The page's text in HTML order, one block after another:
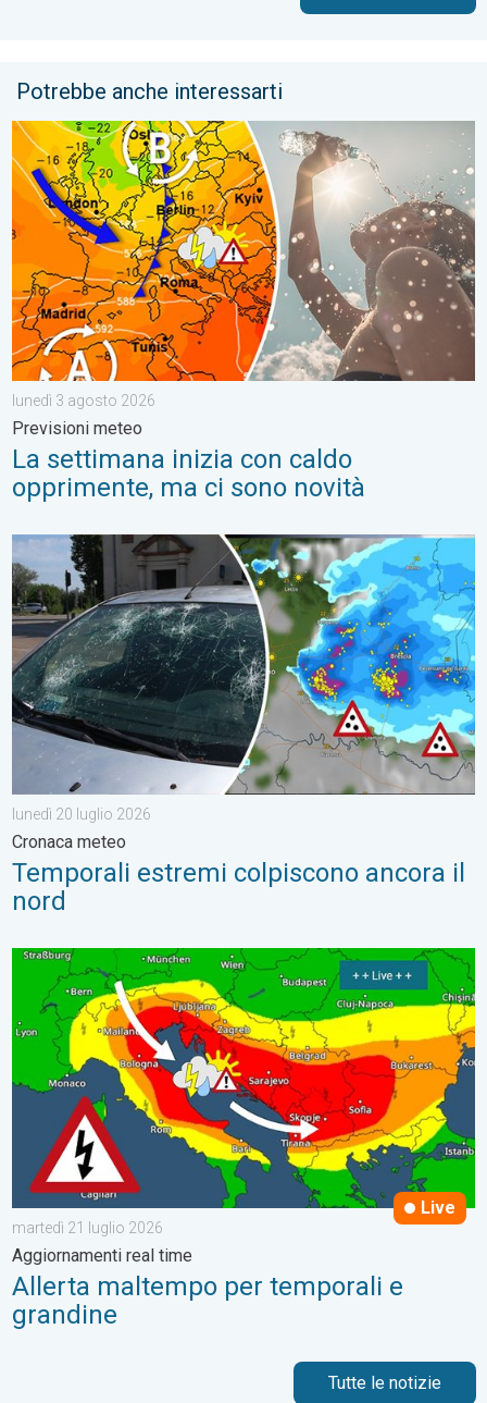
Potrebbe anche interessarti
La settimana inizia con caldo opprimente, ma ci sono novità.
lunedì 3 agosto 2026
Previsioni meteo
La settimana inizia con caldo
opprimente, ma ci sono novità
Temporali estremi colpiscono ancora il nord. Cronaca meteo.
lunedì 20 luglio 2026
Cronaca meteo
Temporali estremi colpiscono ancora il
nord
Allerta maltempo per temporali e grandine. Aggiornamenti
Live
martedì 21 luglio 2026
Aggiornamenti real time
Allerta maltempo per temporali e
grandine
Tutte le notizie